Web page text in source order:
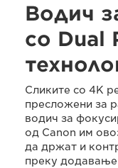
Водич
со Dual
Сликите со 4K
пресложени за
водич за
од Canon им
да држат и
преку